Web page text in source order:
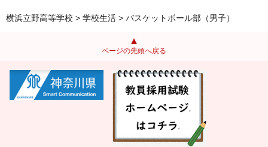
横浜立野高等学校 > 学校生活 > バスケットボール部（男子）
ページの先頭へ戻る